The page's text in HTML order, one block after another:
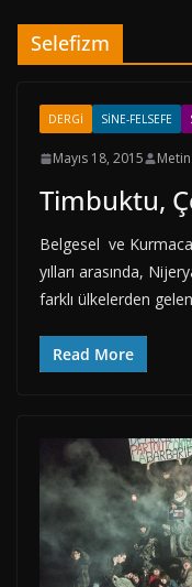
Selefizm
DERGI SINE-FELSEFE
Mayıs 18, 2015
Timbuktu,
Belgesel ve
yılları arasında,
farklı ülkelerden
Read More